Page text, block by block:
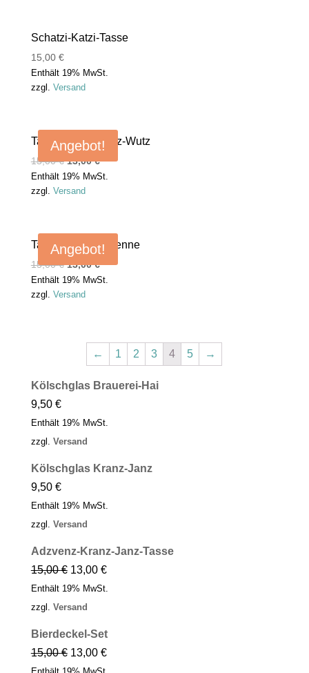
Schatzi-Katzi-Tasse
15,00 €
Enthält 19% MwSt.
zzgl. Versand
Angebot!
Tasse Mundschutz-Wutz
15,00€ 13,00€
Enthält 19% MwSt.
zzgl. Versand
Angebot!
Tasse Antenne-Henne
15,00€ 13,00€
Enthält 19% MwSt.
zzgl. Versand
← 1 2 3 4 5 →
Kölschglas Brauerei-Hai
9,50 €
Enthält 19% MwSt.
zzgl. Versand
Kölschglas Kranz-Janz
9,50 €
Enthält 19% MwSt.
zzgl. Versand
Adzvenz-Kranz-Janz-Tasse
15,00€ 13,00 €
Enthält 19% MwSt.
zzgl. Versand
Bierdeckel-Set
15,00€ 13,00 €